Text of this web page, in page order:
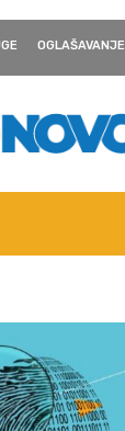
OGLAŠAVANJE